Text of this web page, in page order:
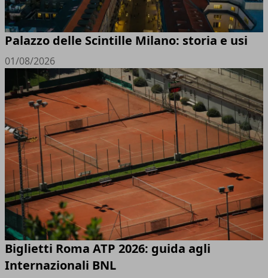
Palazzo delle Scintille Milano: storia e usi
01/08/2026
Biglietti Roma ATP 2026: guida agli
Internazionali BNL